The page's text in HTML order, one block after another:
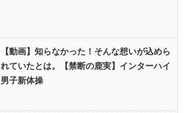
【動画】知らなかった！そんな想いが込めら
れていたとは。【禁断の鹿実】インターハイ
男子新体操